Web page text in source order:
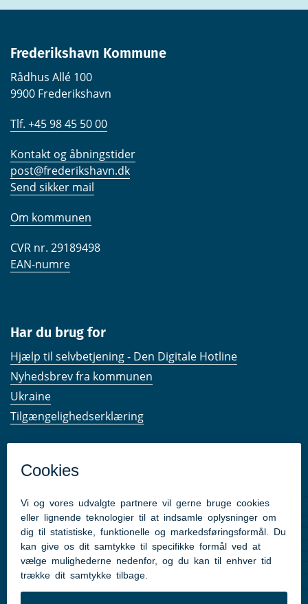
Frederikshavn Kommune
Rådhus Allé 100
9900 Frederikshavn
Tlf. +45 98 45 50 00
Kontakt og åbningstider
post@frederikshavn.dk
Send sikker mail
Om kommunen
CVR nr. 29189498
EAN-numre
Har du brug for
Hjælp til selvbetjening - Den Digitale Hotline
Nyhedsbrev fra kommunen
Ukraine
Tilgængelighedserklæring
Følg os på Facebook
Pressekontakt
Følg med